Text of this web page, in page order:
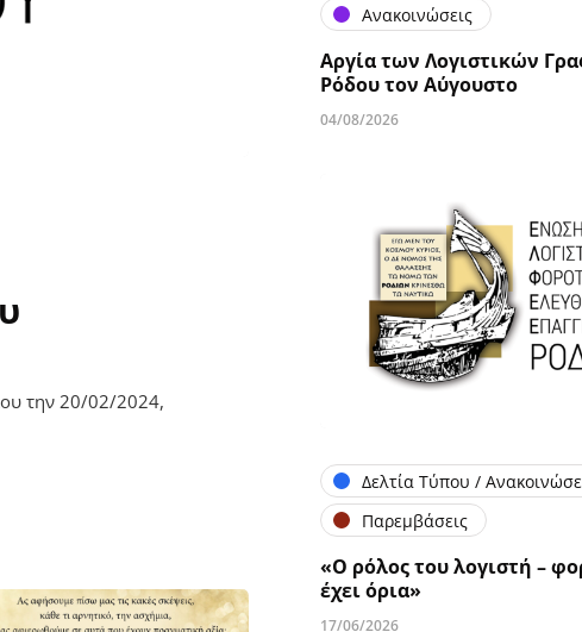
την 20/02/2024,
Ανακοινώσεις
Αργία των Λογιστικών
Ρόδου τον Αύγουστο
04/08/2026
Δελτία Τύπου /
Παρεμβάσεις
«Ο ρόλος του λογιστή –
έχει όρια»
17/06/2026